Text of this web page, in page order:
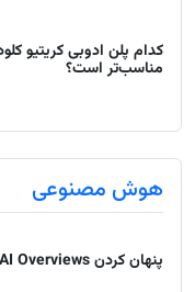
کدام پلن ادوبی کریتیو
مناسب‌تر است؟
هوش مصنوعی
پنهان کردن AI Overviews از نتایج جستجوی گوگل